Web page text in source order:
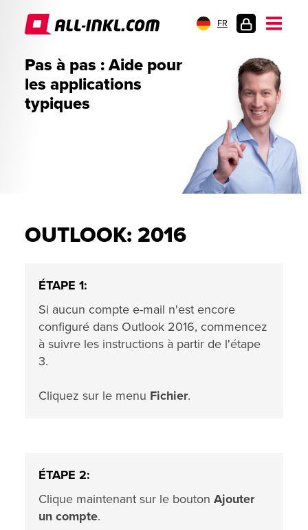
FR
Pas à pas : Aide pour
les applications
typiques
OUTLOOK: 2016
ÉTAPE 1:
Si aucun compte e-mail n'est encore
configuré dans Outlook 2016, commencez
à suivre les instructions à partir de l'étape
3.
Cliquez sur le menu Fichier.
ÉTAPE 2:
Clique maintenant sur le bouton Ajouter
un compte.